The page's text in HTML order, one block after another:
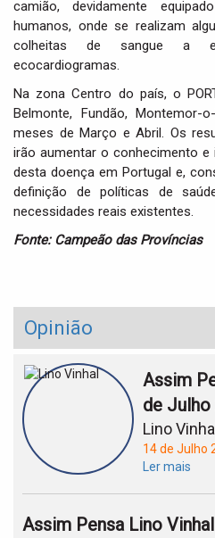
camião, devidamente
humanos, onde se realizam
colheitas de sangue a
ecocardiogramas.
Na zona Centro do país, o
Belmonte, Fundão,
meses de Março e Abril. Os
irão aumentar o conhecimento
desta doença em Portugal e,
definição de políticas de
necessidades reais existentes.
Fonte: Campeão das Províncias
Opinião
Assim
de Julho
Lino Vinhal
14 de Julho
Ler mais
Assim Pensa Lino